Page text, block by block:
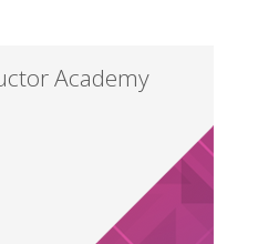
Academy